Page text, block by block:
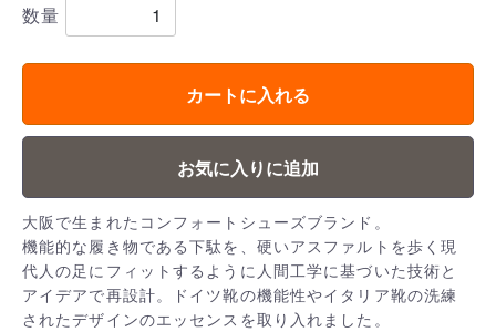
数量
カートに入れる
お気に入りに追加
大阪で生まれたコンフォートシューズブランド。
機能的な履き物である下駄を、硬いアスファルトを歩く現
代人の足にフィットするように人間工学に基づいた技術と
アイデアで再設計。ドイツ靴の機能性やイタリア靴の洗練
されたデザインのエッセンスを取り入れました。